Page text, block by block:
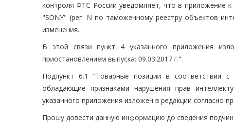
контроля ФТС России уведомляет, что в приложение
"SONY" (рег. N по таможенному реестру объектов
изменения.
В этой связи пункт 4 указанного приложения
приостановлением выпуска: 09.03.2017 г.".
Подпункт 6.1 "Товарные позиции в соответствии
обладающие признаками нарушения прав
указанного приложения изложен в редакции согласно
Прошу довести данную информацию до сведения